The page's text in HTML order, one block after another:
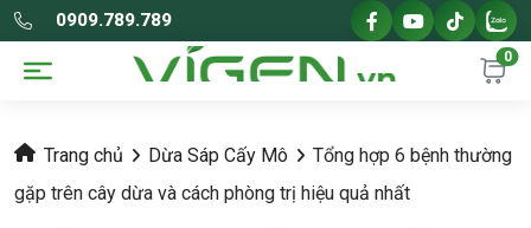
0909.789.789
0
Trang chủ Dừa Sáp Cấy Mô
Tổng hợp 6 bệnh thường
gặp trên cây dừa và cách phòng trị hiệu quả nhất